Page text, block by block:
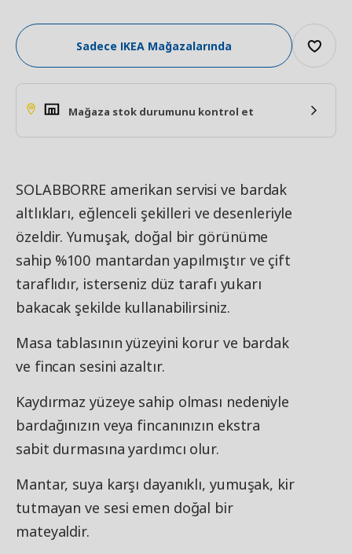
Sadece IKEA Mağazalarında
Mağaza stok durumunu kontrol et
SOLABBORRE amerikan servisi ve bardak
altlıkları, eğlenceli şekilleri ve desenleriyle
özeldir. Yumuşak, doğal bir görünüme
sahip %100 mantardan yapılmıştır ve çift
taraflıdır, isterseniz düz tarafı yukarı
bakacak şekilde kullanabilirsiniz.
Masa tablasının yüzeyini korur ve bardak
ve fincan sesini azaltır.
Kaydırmaz yüzeye sahip olması nedeniyle
bardağınızın veya fincanınızın ekstra
sabit durmasına yardımcı olur.
Mantar, suya karşı dayanıklı, yumuşak, kir
tutmayan ve sesi emen doğal bir
mateyaldir.